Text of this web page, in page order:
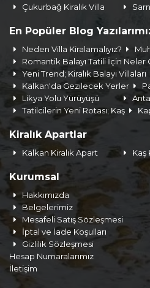
Çukurbağ Kiralık Villa
En Popüler Blog
Neden Villa Kiralamalıyız?
Romantik Balayı Tatili İçin Neler
Yeni Trend; Kiralık Balayı Villaları
Kalkan'da Gezilecek Yerler
Likya Yolu Yürüyüşü
Tatilcilerin Yeni Rotası; Kaş
Kiralık Apartlar
Kalkan Kiralık Apart Kaş
Kurumsal
Hakkımızda
Belgelerimiz
Mesafeli Satış Sözleşmesi
İptal ve İade Koşulları
Gizlilik Sözleşmesi
Hesap Numaralarımız
İletişim